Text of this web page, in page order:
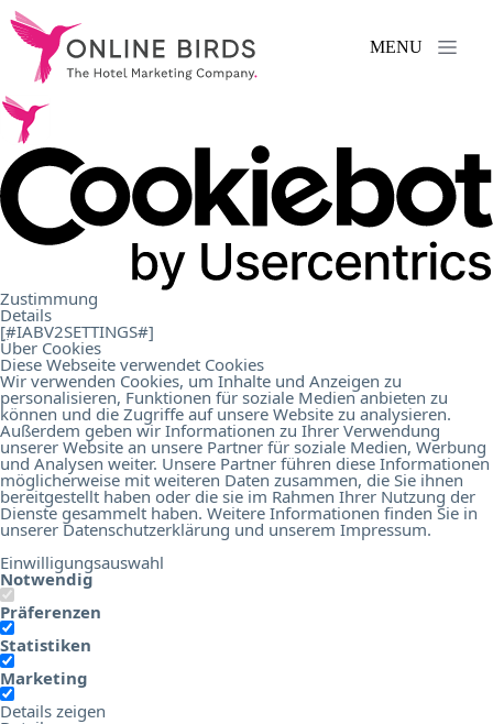
Zustimmung
Details
[#IABV2SETTINGS#]
Über Cookies
Diese Webseite verwendet Cookies
Wir verwenden Cookies, um Inhalte und Anzeigen zu
personalisieren, Funktionen für soziale Medien anbieten zu
können und die Zugriffe auf unsere Website zu analysieren.
Außerdem geben wir Informationen zu Ihrer Verwendung
unserer Website an unsere Partner für soziale Medien, Werbung
und Analysen weiter. Unsere Partner führen diese Informationen
möglicherweise mit weiteren Daten zusammen, die Sie ihnen
bereitgestellt haben oder die sie im Rahmen Ihrer Nutzung der
Dienste gesammelt haben. Weitere Informationen finden Sie in
unserer Datenschutzerklärung und unserem Impressum.
Einwilligungsauswahl
Notwendig
Präferenzen
Statistiken
Marketing
Details zeigen
Serviços
Referências .
nós.
Carreira.
Contacto.
MENU